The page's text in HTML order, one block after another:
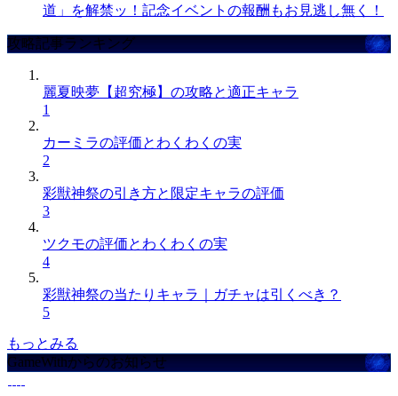
道」を解禁ッ！記念イベントの報酬もお見逃し無く！
攻略記事ランキング
麗夏映夢【超究極】の攻略と適正キャラ
1
カーミラの評価とわくわくの実
2
彩獣神祭の引き方と限定キャラの評価
3
ツクモの評価とわくわくの実
4
彩獣神祭の当たりキャラ｜ガチャは引くべき？
5
もっとみる
GameWithからのお知らせ